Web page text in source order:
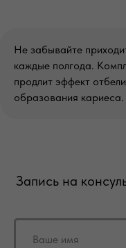
Не забывайте
каждые полгода.
продлит эффект
образования кариеса.
Запись на